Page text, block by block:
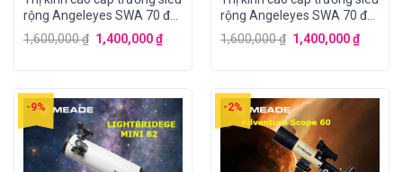
rộng Angeleyes SWA 70 độ
– 12mm
1,600,000₫ 1,400,000₫
rộng Angeleyes SWA 70 độ
– 16mm
1,600,000₫ 1,400,000₫
-9% -2%